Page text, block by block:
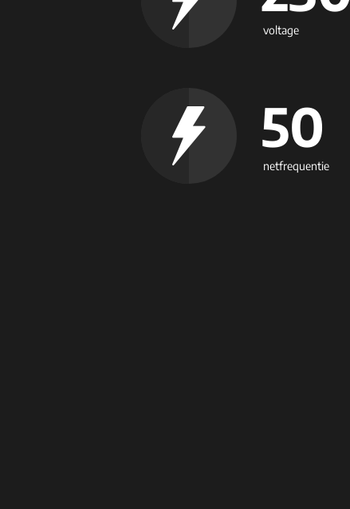
voltage
50
netfrequentie